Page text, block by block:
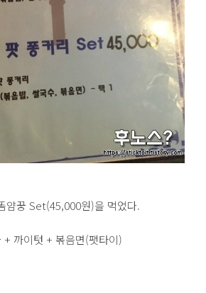
얌꿍 Set(45,000원)을 먹었다.
+ 까이텃 + 볶음면(팻타이)